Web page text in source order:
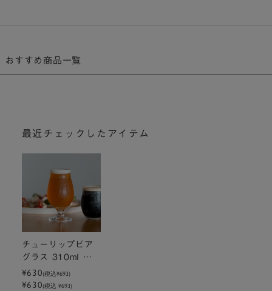
おすすめ商品一覧
最近チェックしたアイテム
チューリップビア
グラス 310ml ス
テム
¥630(税込¥693)
¥630(税込 ¥693)